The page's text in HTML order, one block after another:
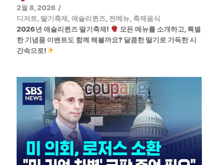
2월 8, 2026 /
디저트, 딸기축제, 애슐리퀸즈, 전메뉴, 축제음식
2026년 애슐리퀸즈 딸기축제!
모든 메뉴를 소개하고, 특별
한 기념품 이벤트도 함께 해볼까요? 달콤한 딸기로 가득한 시
간속으로!